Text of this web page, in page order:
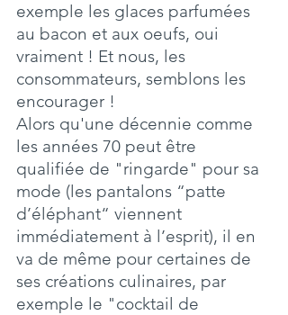
exemple les glaces parfumées
au bacon et aux oeufs, oui
vraiment ! Et nous, les
consommateurs, semblons les
encourager !
Alors qu'une décennie comme
les années 70 peut être
qualifiée de "ringarde" pour sa
mode (les pantalons “patte
d’éléphant“ viennent
immédiatement à l’esprit), il en
va de même pour certaines de
ses créations culinaires, par
exemple le "cocktail de